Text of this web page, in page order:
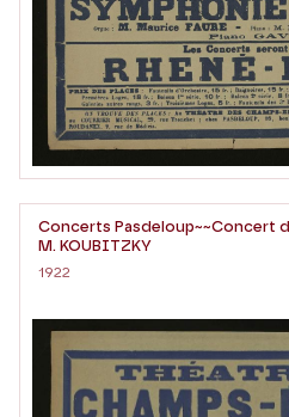
Concerts Pasdeloup~~Concert
M. KOUBITZKY
1922